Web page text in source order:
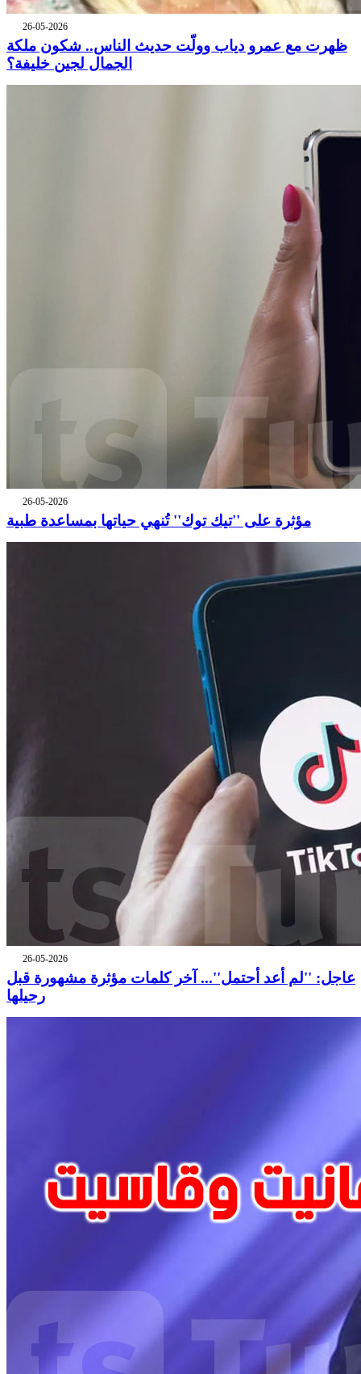
26-05-2026
ظهرت مع عمرو دياب وولّت حديث الناس.. شكون ملكة
الجمال لجين خليفة؟
26-05-2026
مؤثرة على ''تيك توك'' تُنهي حياتها بمساعدة طبية
26-05-2026
عاجل: ''لم أعد أحتمل''... آخر كلمات مؤثرة مشهورة قبل
رحيلها